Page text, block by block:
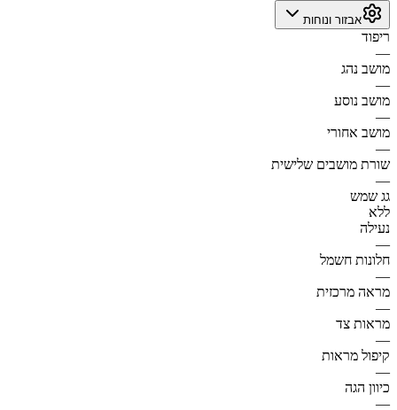
אבזור ונוחות
ריפוד
—
מושב נהג
—
מושב נוסע
—
מושב אחורי
—
שורת מושבים שלישית
—
גג שמש
ללא
נעילה
—
חלונות חשמל
—
מראה מרכזית
—
מראות צד
—
קיפול מראות
—
כיוון הגה
—